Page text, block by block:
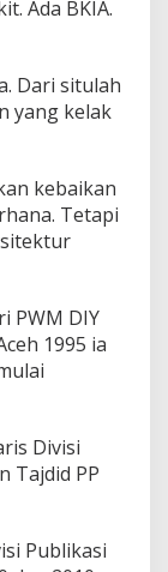
Ada BKIA.
Dari situlah
yang kelak
kebaikan
Tetapi
PWM DIY
1995 ia
Divisi
Tajdid PP
Publikasi